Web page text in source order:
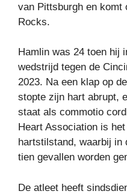
van Pittsburgh en komt
Rocks.
Hamlin was 24 toen hij
wedstrijd tegen de
2023. Na een klap op
stopte zijn hart abrupt,
staat als commotio
Heart Association is
hartstilstand, waarbij in
tien gevallen worden
De atleet heeft